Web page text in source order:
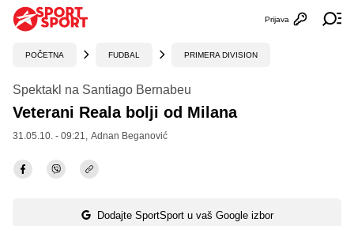
Otvori
Prijava
POČETNA FUDBAL PRIMERA DIVISION
Spektakl na Santiago Bernabeu
Veterani Reala bolji od Milana
31.05.10. - 09:21, Adnan Beganović
Dodajte SportSport u vaš Google izbor